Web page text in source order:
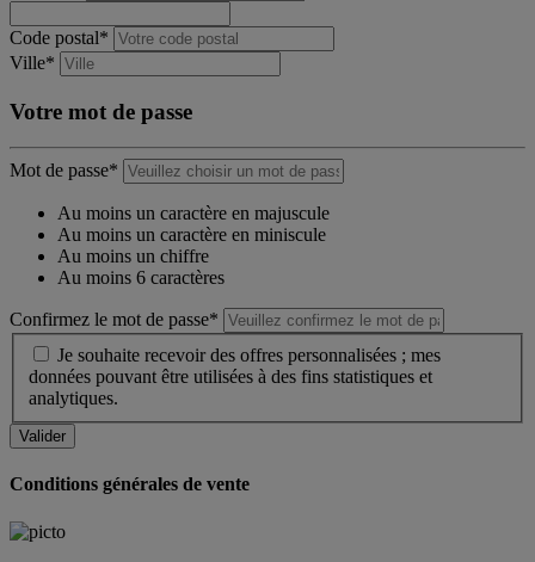
Code postal*
Ville*
Votre mot de passe
Mot de passe*
Au moins un caractère en majuscule
Au moins un caractère en miniscule
Au moins un chiffre
Au moins 6 caractères
Confirmez le mot de passe*
Je souhaite recevoir des offres personnalisées ; mes
données pouvant être utilisées à des fins statistiques et
analytiques.
Conditions générales de vente